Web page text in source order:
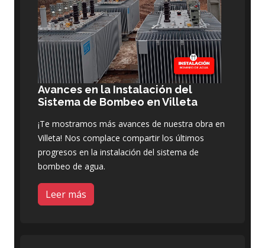
Avances en la Instalación del
Sistema de Bombeo en Villeta
¡Te mostramos más avances de nuestra obra en
Villeta! Nos complace compartir los últimos
progresos en la instalación del sistema de
bombeo de agua.
Leer más